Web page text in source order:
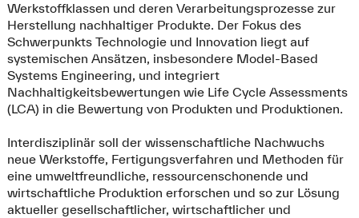
Werkstoffklassen und deren Verarbeitungsprozesse zur
Herstellung nachhaltiger Produkte. Der Fokus des
Schwerpunkts Technologie und Innovation liegt auf
systemischen Ansätzen, insbesondere Model-Based
Systems Engineering, und integriert
Nachhaltigkeitsbewertungen wie Life Cycle Assessments
(LCA) in die Bewertung von Produkten und Produktionen.
Interdisziplinär soll der wissenschaftliche Nachwuchs
neue Werkstoffe, Fertigungsverfahren und Methoden für
eine umweltfreundliche, ressourcenschonende und
wirtschaftliche Produktion erforschen und so zur Lösung
aktueller gesellschaftlicher, wirtschaftlicher und